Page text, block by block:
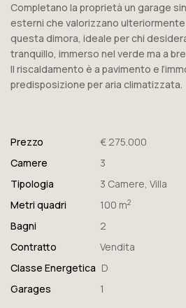
Completano la proprietà un garage
esterni che valorizzano
questa dimora, ideale per chi
tranquillo, immerso nel verde ma a
Il riscaldamento è a pavimento e
predisposizione per aria climatizzata.
Prezzo
€ 275.000
Camere
3
Tipologia
3 Camere, Villa
Metri quadri
100 m2
Bagni
2
Contratto
Vendita
Classe Energetica D
Garages
1